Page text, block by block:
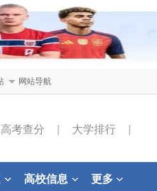
网站导航
高考查分 大学排行
高校信息 更多